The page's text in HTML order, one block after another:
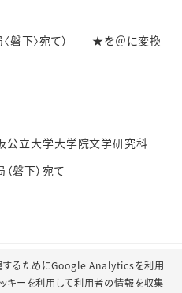
磐下〉宛て） ★を＠に変換
立大学大学院文学研究科
磐下）宛て
するためにGoogle Analyticsを利用
キーを利用して利用者の情報を収集